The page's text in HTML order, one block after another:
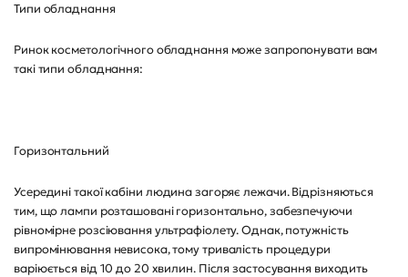
Типи обладнання
Ринок косметологічного обладнання може запропонувати вам
такі типи обладнання:
Горизонтальний
Усередині такої кабіни людина загоряє лежачи. Відрізняються
тим, що лампи розташовані горизонтально, забезпечуючи
рівномірне розсіювання ультрафіолету. Однак, потужність
випромінювання невисока, тому тривалість процедури
варіюється від 10 до 20 хвилин. Після застосування виходить